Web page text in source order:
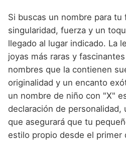
Nombres de niño que
Nombres de niño que
Nombres de niño que
Nombres de niño que
Nombres de niño que
Nombres de niño que
Nombres de niño que
Nombres de Niño
Nombres de Niño
Nombres de Niño
Nombres de Niño
Nombres de
Nombres de Niño
Nombres de Niño
Nombres de Niño
Nombres de
Nombres de
Nombres de
Nombres de Niño
Nombres de Niño
Nombres de
Nombres de
Nombres de Niño
Si buscas un nombre para
singularidad, fuerza y un
llegado al lugar indicado. La
joyas más raras y
nombres que la contienen
originalidad y un encanto
un nombre de niño con "X"
declaración de personalidad,
que asegurará que tu
estilo propio desde el primer